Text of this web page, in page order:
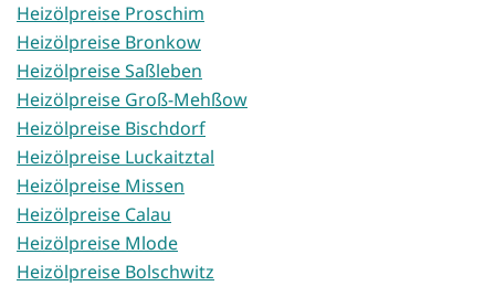
Heizölpreise Proschim
Heizölpreise Bronkow
Heizölpreise Saßleben
Heizölpreise Groß-Mehßow
Heizölpreise Bischdorf
Heizölpreise Luckaitztal
Heizölpreise Missen
Heizölpreise Calau
Heizölpreise Mlode
Heizölpreise Bolschwitz